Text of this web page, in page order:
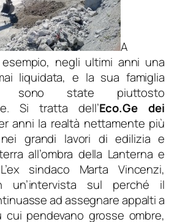
A
negli ultimi anni una
liquidata, e la sua famiglia
sono state piuttosto
Si tratta dell’Eco.Ge dei
anni la realtà nettamente più
grandi lavori di edilizia e
all’ombra della Lanterna e
sindaco Marta Vincenzi,
un’intervista sul perché il
ad assegnare appalti a
pendevano grosse ombre,